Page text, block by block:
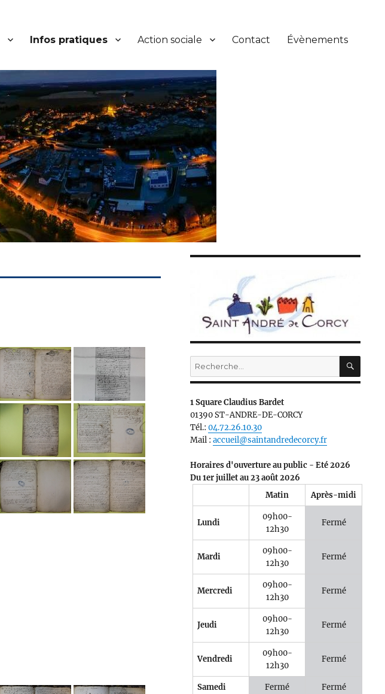
Infos pratiques Action sociale Contact Évènements
Recherche
pour :
1 Square Claudius Bardet
01390 ST-ANDRE-DE-CORCY
Tél.:04.72.26.10.30
Mail :accueil@saintandredecorcy.fr
Horaires d'ouverture au public - Eté 2026
Du 1er juillet au 23 août 2026
Matin
Après-midi
Lundi
09h00-
12h30
Fermé
Mardi
09h00-
12h30
Fermé
Mercredi
09h00-
12h30
Fermé
Jeudi
09h00-
12h30
Fermé
Vendredi
09h00-
12h30
Fermé
Samedi Fermé Fermé